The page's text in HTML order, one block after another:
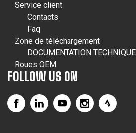
Service client
Contacts
Faq
Zone de téléchargement
DOCUMENTATION TECHNIQUE
Roues OEM
FOLLOW US ON